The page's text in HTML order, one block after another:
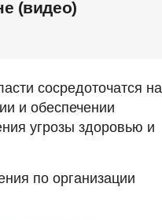
(видео)
сосредоточатся на
и обеспечении
угрозы здоровью и
по организации